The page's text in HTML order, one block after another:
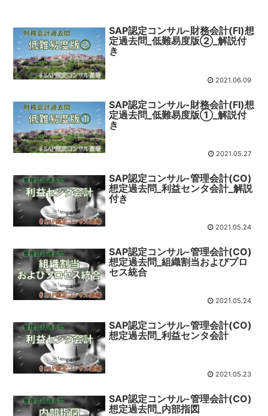
SAP認定コンサル-財務会計(FI)想
定過去問_低難易度版②_解説付
き
2021.06.09
SAP認定コンサル-財務会計(FI)想
定過去問_低難易度版①_解説付
き
2021.05.27
SAP認定コンサル-管理会計(CO)
想定過去問_利益センタ会計_解説
付き
2021.05.24
SAP認定コンサル-管理会計(CO)
想定過去問_組織割当およびプロ
セス統合
2021.05.24
SAP認定コンサル-管理会計(CO)
想定過去問_利益センタ会計
2021.05.23
SAP認定コンサル-管理会計(CO)
想定過去問_内部指図